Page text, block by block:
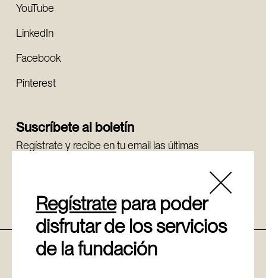
Regístratepara poder
disfrutar de los servicios
de la fundación
YouTube
LinkedIn
Facebook
Pinterest
Suscríbete al boletín
Regístrate y recibe en tu email las últimas
Política de cookies